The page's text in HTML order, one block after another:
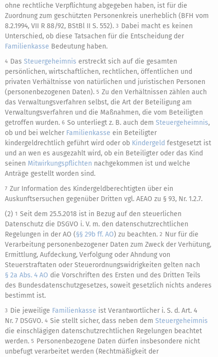
ohne rechtliche Verpflichtung abgegeben haben, ist für die
Zuordnung zum geschützten Personenkreis unerheblich (BFH vom
8.2.1994, VII R 88/92, BStBl II S. 552). 3 Dabei macht es keinen
Unterschied, ob diese Tatsachen für die Entscheidung der
Familienkasse Bedeutung haben.
4 Das Steuergeheimnis erstreckt sich auf die gesamten
persönlichen, wirtschaftlichen, rechtlichen, öffentlichen und
privaten Verhältnisse von natürlichen und juristischen Personen
(personenbezogenen Daten). 5 Zu den Verhältnissen zählen auch
das Verwaltungsverfahren selbst, die Art der Beteiligung am
Verwaltungsverfahren und die Maßnahmen, die vom Beteiligten
getroffen wurden. 6 So unterliegt z. B. auch dem Steuergeheimnis,
ob und bei welcher Familienkasse ein Beteiligter
kindergeldrechtlich geführt wird oder ob Kindergeld festgesetzt ist
und an wen es ausgezahlt wird, ob ein Beteiligter oder das Kind
seinen Mitwirkungspflichten nachgekommen ist und welche
Anträge gestellt worden sind.
7 Zur Information des Kindergeldberechtigten über ein
Auskunftsersuchen gegenüber Dritten vgl. AEAO zu § 93, Nr. 1.2.7.
(2) 1 Seit dem 25.5.2018 ist in Bezug auf den steuerlichen
Datenschutz die DSGVO i. V. m. den datenschutzrechtlichen
Regelungen in der AO (§§ 29b ff. AO) zu beachten. 2 Nur für die
Verarbeitung personenbezogener Daten zum Zweck der Verhütung,
Ermittlung, Aufdeckung, Verfolgung oder Ahndung von
Steuerstraftaten oder Steuerordnungswidrigkeiten gelten nach
§ 2a Abs. 4 AO die Vorschriften des Ersten und des Dritten Teils
des Bundesdatenschutzgesetzes, soweit gesetzlich nichts anderes
bestimmt ist.
3 Die jeweilige Familienkasse ist Verantwortlicher i. S. d. Art. 4
Nr. 7 DSGVO. 4 Sie stellt sicher, dass neben dem Steuergeheimnis
die einschlägigen datenschutzrechtlichen Regelungen beachtet
werden. 5 Personenbezogene Daten dürfen insbesondere nicht
unbefugt verarbeitet werden (Rechtmäßigkeit der